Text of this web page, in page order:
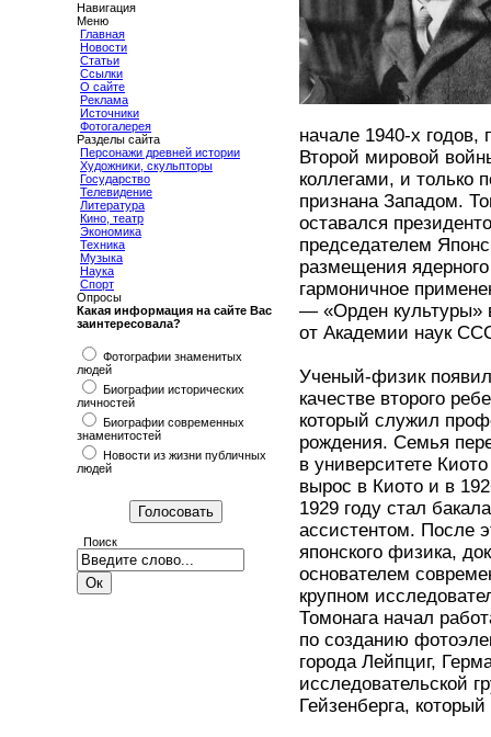
Навигация
Меню
Главная
Новости
Статьи
Ссылки
О сайте
Реклама
Источники
Фотогалерея
Разделы сайта
Персонажи древней истории
Художники, скульпторы
Государство
Телевидение
Литература
Кино, театр
Экономика
Техника
Музыка
Наука
Спорт
Опросы
Какая информация на сайте Вас
заинтересовала?
Фотографии знаменитых
людей
Биографии исторических
личностей
Биографии современных
знаменитостей
Новости из жизни публичных
людей
Поиск
начале 1940-х годов,
Второй мировой
коллегами, и только
признана Западом.
оставался
председателем
размещения
гармоничное
— «Орден культуры»
от Академии наук
Ученый-физик
качестве второго
который служил
рождения. Семья
в университете
вырос в Киото и в
1929 году стал
ассистентом. После
японского физика,
основателем
крупном
Томонага начал
по созданию
города Лейпциг,
исследовательской
Гейзенберга,